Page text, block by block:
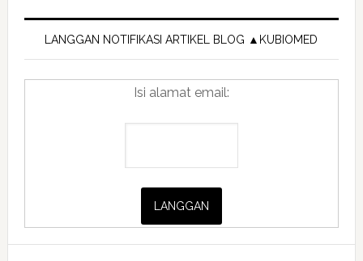
Primary
Sidebar
LANGGAN NOTIFIKASI ARTIKEL BLOG ▲KUBIOMED
Isi alamat email: